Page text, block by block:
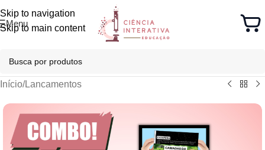
Skip to navigation
Skip to main content
Menu
Início/Lancamentos